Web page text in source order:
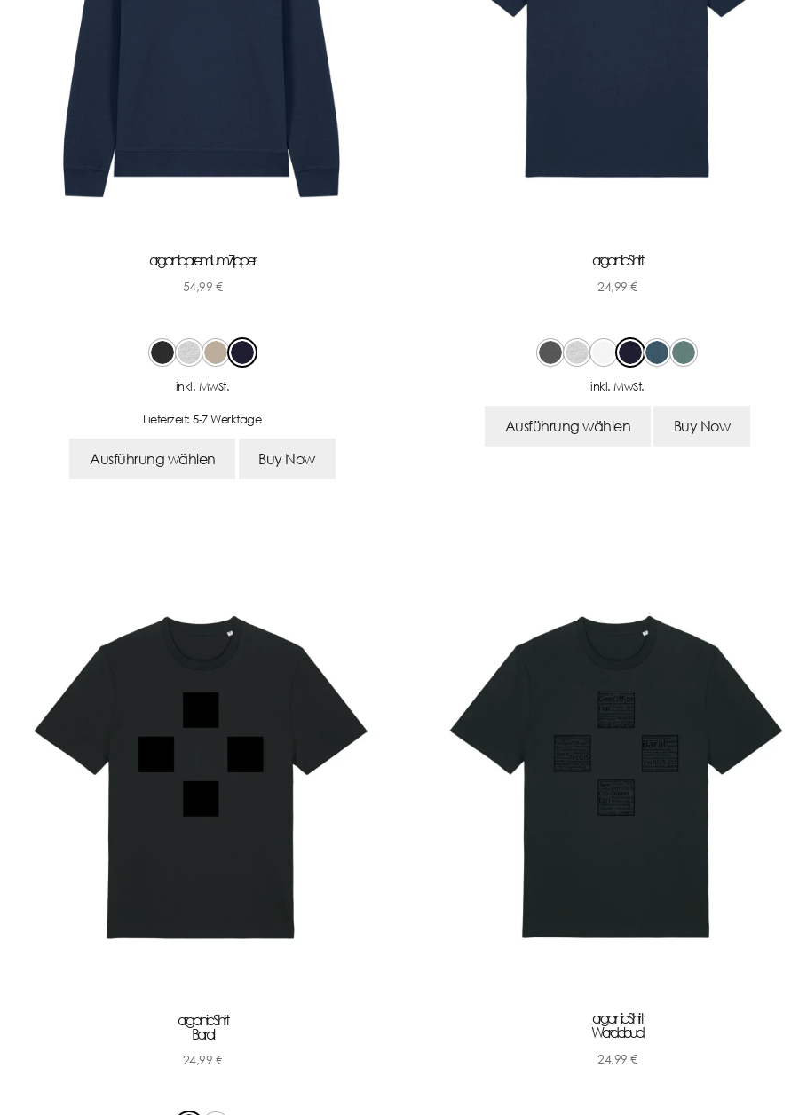
organic premium Zipper
54,99 €
inkl. MwSt.
Lieferzeit:5-7 Werktage
Ausführung wählen Buy Now
organic Shirt
24,99€
inkl. MwSt.
Ausführung wählen Buy Now
organic Shirt
Baral
24,99 €
organic Shirt
Wordcloud
24,99€